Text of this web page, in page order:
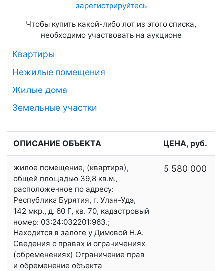
зарегистрируйтесь
Чтобы купить какой-либо лот из этого списка,
необходимо участвовать на аукционе
Квартиры
Нежилые помещения
Жилые дома
Земельные участки
ОПИСАНИЕ ОБЪЕКТА ЦЕНА, руб.
жилое помещение, (квартира),
общей площадью 39,8 кв.м.,
расположенное по адресу:
Республика Бурятия, г. Улан-Удэ,
142 мкр., д. 60 Г, кв. 70, кадастровый
номер: 03:24:032201:963.;
Находится в залоге у Димовой Н.А.
Сведения о правах и ограничениях
(обременениях) Ограничение прав
и обременение объекта
5 580 000